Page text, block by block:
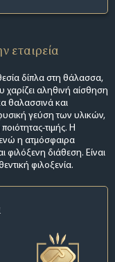
εταιρεία
δίπλα στη θάλασσα,
αληθινή αίσθηση
θαλασσινά και
γεύση των υλικών,
τιμής. Η
ενώ η ατμόσφαιρα
φιλόξενη διάθεση. Είναι
φιλοξενία.